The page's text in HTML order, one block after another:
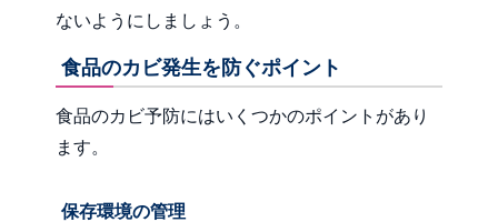
ないようにしましょう。
食品のカビ発生を防ぐポイント
食品のカビ予防にはいくつかのポイントがあり
ます。
保存環境の管理